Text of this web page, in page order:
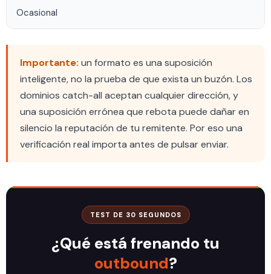
Ocasional
Importante: un formato es una suposición
inteligente, no la prueba de que exista un buzón. Los
dominios catch-all aceptan cualquier dirección, y
una suposición errónea que rebota puede dañar en
silencio la reputación de tu remitente. Por eso una
verificación real importa antes de pulsar enviar.
TEST DE 30 SEGUNDOS
¿Qué está frenando tu
outbound?